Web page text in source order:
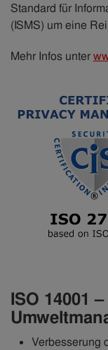
Standard für
(ISMS) um eine
Mehr Infos unter
ISO 14001 –
Verbesserung